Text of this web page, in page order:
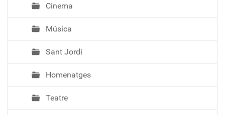
Cinema
Música
Sant Jordi
Homenatges
Teatre